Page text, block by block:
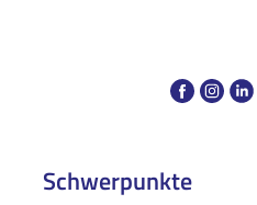
Schwerpunkte